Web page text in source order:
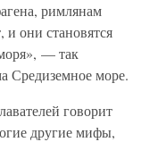
римлянам
они становятся
— так
Средиземное море.
говорит
другие мифы,